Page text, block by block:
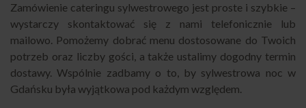
Zamówienie cateringu sylwestrowego jest proste i szybkie –
wystarczy skontaktować się z nami telefonicznie lub
mailowo. Pomożemy dobrać menu dostosowane do Twoich
potrzeb oraz liczby gości, a także ustalimy dogodny termin
dostawy. Wspólnie zadbamy o to, by sylwestrowa noc w
Gdańsku była wyjątkowa pod każdym względem.